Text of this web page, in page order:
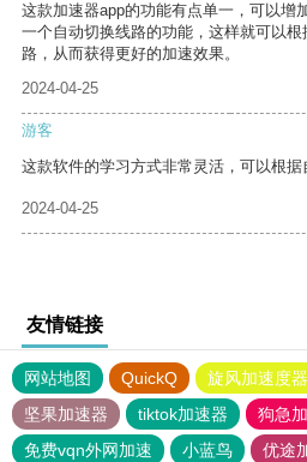
这款加速器app的功能有点单一，可以增
一个自动切换线路的功能，这样就可以
路，从而获得更好的加速效果。
2024-04-25
游客
这款软件的学习方式非常灵活，可以根据
2024-04-25
友情链接
网站地图 QuickQ 旋风加速度器
坚果加速器
tiktok加速器
狗急
免费vqn外网加速
小蓝鸟 优途